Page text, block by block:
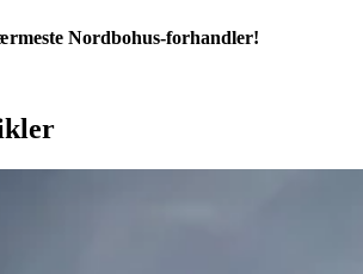
Nordbohus-forhandler!